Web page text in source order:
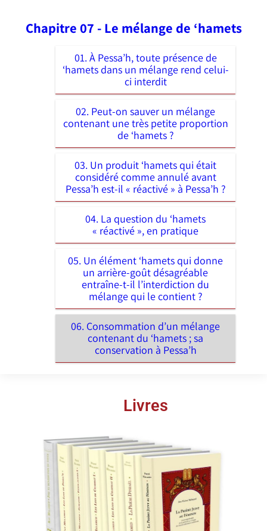
Chapitre 07 - Le mélange de ‘hamets
01. À Pessa’h, toute présence de
‘hamets dans un mélange rend celui-
ci interdit
02. Peut-on sauver un mélange
contenant une très petite proportion
de ‘hamets ?
03. Un produit ‘hamets qui était
considéré comme annulé avant
Pessa’h est-il « réactivé » à Pessa’h ?
04. La question du ‘hamets
« réactivé », en pratique
05. Un élément ‘hamets qui donne
un arrière-goût désagréable
entraîne-t-il l’interdiction du
mélange qui le contient ?
06. Consommation d’un mélange
contenant du ‘hamets ; sa
conservation à Pessa’h
Livres